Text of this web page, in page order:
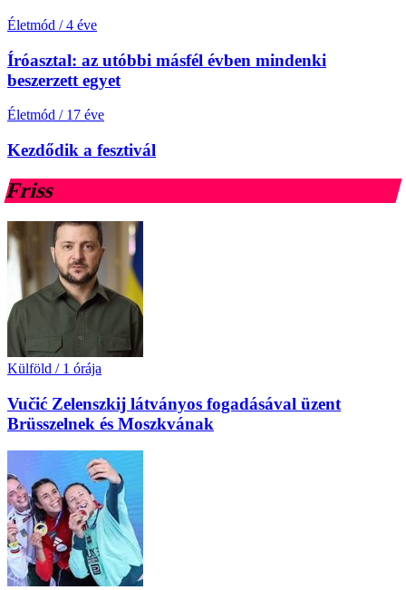
Életmód / 4 éve
Íróasztal: az utóbbi másfél évben mindenki
beszerzett egyet
Életmód / 17 éve
Kezdődik a fesztivál
Friss
Külföld / 1 órája
Vučić Zelenszkij látványos fogadásával üzent
Brüsszelnek és Moszkvának